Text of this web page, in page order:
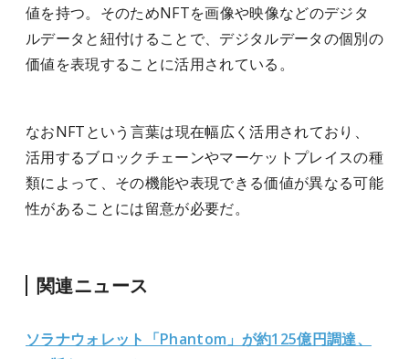
値を持つ。そのためNFTを画像や映像などのデジタ
ルデータと紐付けることで、デジタルデータの個別の
価値を表現することに活用されている。
なおNFTという言葉は現在幅広く活用されており、
活用するブロックチェーンやマーケットプレイスの種
類によって、その機能や表現できる価値が異なる可能
性があることには留意が必要だ。
関連ニュース
ソラナウォレット「Phantom」が約125億円調達、